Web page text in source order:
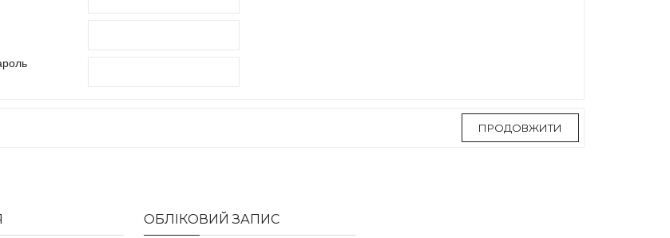
ПРОДОВЖИТИ
ОБЛІКОВИЙ ЗАПИС